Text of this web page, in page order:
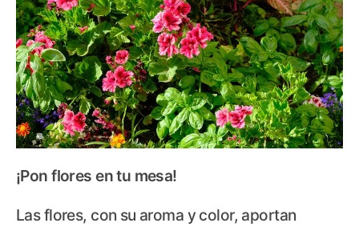
¡Pon flores en tu mesa!
Las flores, con su aroma y color, aportan